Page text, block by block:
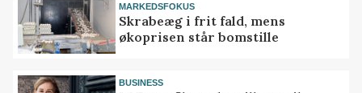
MARKEDSFOKUS
Skrabeæg i frit fald, mens
økoprisen står bomstille
BUSINESS